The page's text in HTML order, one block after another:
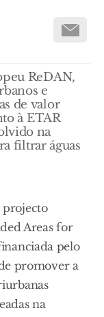
ReDAN,
e
de valor
à ETAR
na
filtrar águas
projecto
Areas for
pelo
promover a
na